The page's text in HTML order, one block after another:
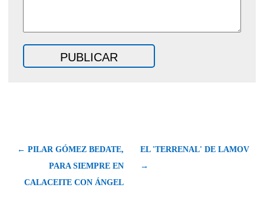
← PILAR GÓMEZ BEDATE,
PARA SIEMPRE EN
CALACEITE CON ÁNGEL
EL 'TERRENAL' DE LAMOV
→